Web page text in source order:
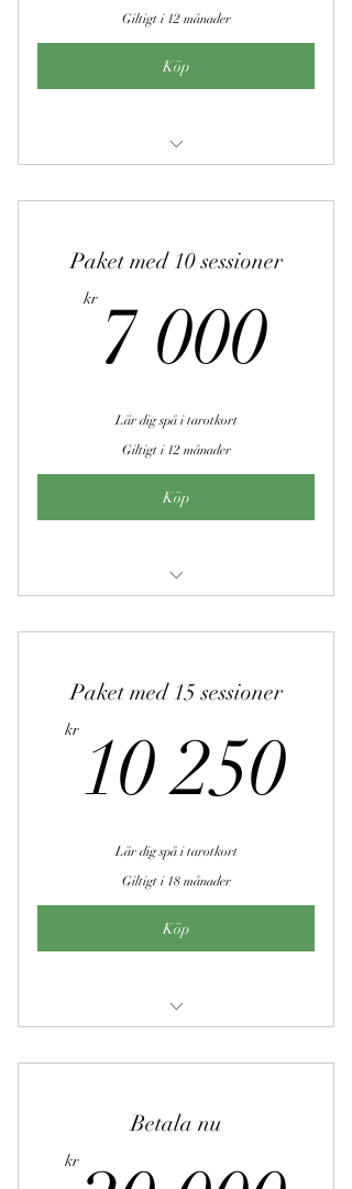
Giltigt i 12 månader
Köp
Paket med 10 sessioner
kr 7 000
Lär dig spå i tarotkort
Giltigt i 12 månader
Köp
Paket med 15 sessioner
kr 10 250
Lär dig spå i tarotkort
Giltigt i 18 månader
Köp
Betala nu
kr